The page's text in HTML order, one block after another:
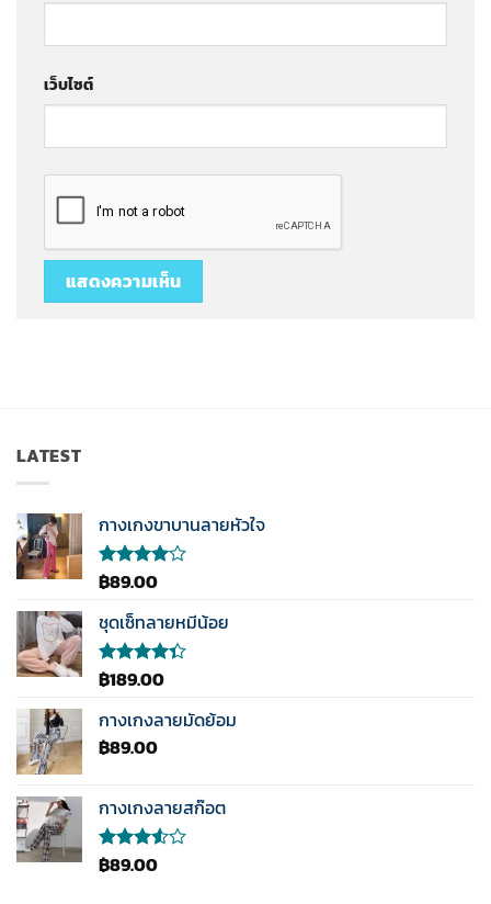
เว็บไซต์
LATEST
กางเกงขาบานลายหัวใจ
ให้
4.00
ตั้งแต่ 1-
5
฿89.00
ชุดเซ็ทลายหมีน้อย
ให้
ตั้งแต่ 1-5
คะแนน
฿189.00
กางเกงลายมัดย้อม
฿89.00
กางเกงลายสก๊อต
ให้
฿89.00